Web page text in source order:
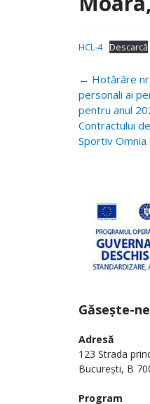
HCL-4 Descarcă
Navigare
postări
← Hotărâre
personali ai
pentru anul
Contractului
Sportiv Omnia
Găsește-ne
Adresă
123 Strada
București, B
Program